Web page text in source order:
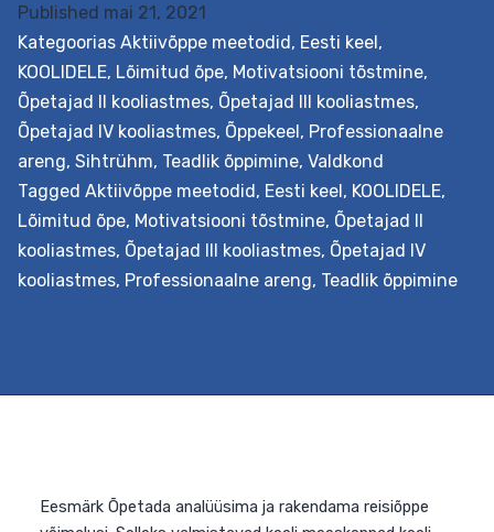
lõimida erinevaid valdkondi, kasutada filmi- ja
videokunsti õpilaste loovaks eneseväljenduseks ja palju
muud. Väljundid Õpetaja õpib tundma nüüdisaegsest
õpikäsitusest lähtuvat filmiõppe metoodikat,
ja võtteid ning võimalusi selle lõiminguliseks
rakendamiseks õppetöös. Lähtudes oma kooli
õppekavast, oskab ta kavandada…Continue reading
Published mai 21, 2021
Kategoorias Aktiivõppe meetodid, Eesti keel,
KOOLIDELE, Lõimitud õpe, Motivatsiooni tõstmine,
Õpetajad II kooliastmes, Õpetajad III kooliastmes,
Õpetajad IV kooliastmes, Õppekeel, Professionaalne
areng, Sihtrühm, Teadlik õppimine, Valdkond
Tagged Aktiivõppe meetodid, Eesti keel, KOOLIDELE,
Lõimitud õpe, Motivatsiooni tõstmine, Õpetajad II
kooliastmes, Õpetajad III kooliastmes, Õpetajad IV
kooliastmes, Professionaalne areng, Teadlik õppimine